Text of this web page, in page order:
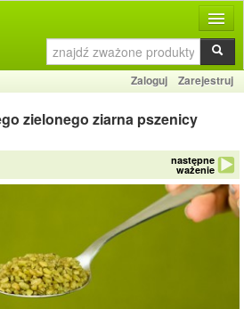
Zaloguj Zarejestruj
zielonego ziarna pszenicy
następne
ważenie